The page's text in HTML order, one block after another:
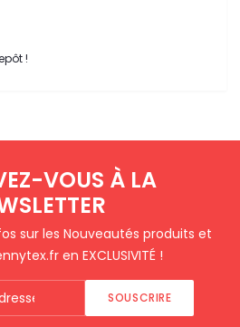
!
VOUS À LA
sur les Nouveautés produits et
en EXCLUSIVITÉ !
SOUSCRIRE